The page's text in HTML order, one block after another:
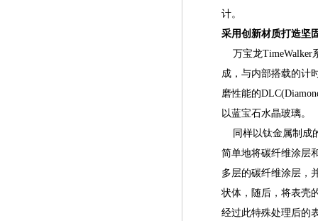
计。
采用创新材质打造坚
万宝龙TimeWalker
成，与内部搭载的计
磨性能的
以蓝宝石水晶玻璃。
同样以钛金属制成
简单地将碳纤维涂层
多层的碳纤维涂层，
状体，随后，将表壳
经过此特殊处理后的